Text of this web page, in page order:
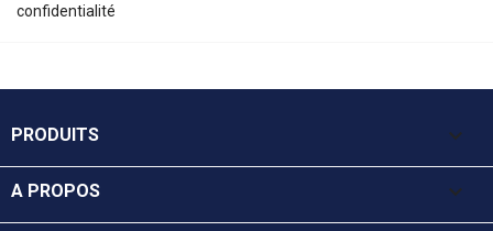
confidentialité
PRODUITS 
A PROPOS 